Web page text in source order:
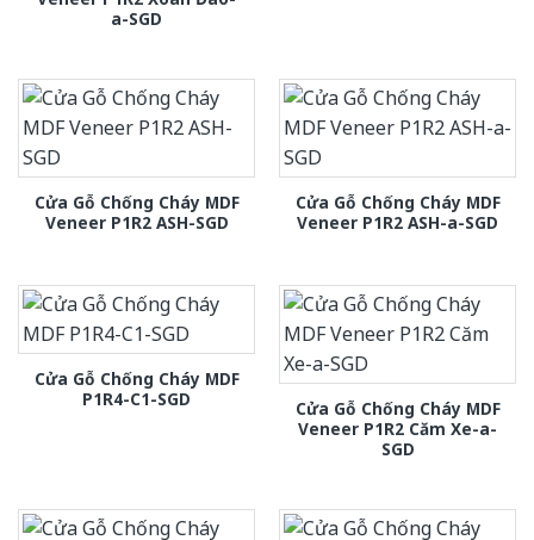
a-SGD
Cửa Gỗ Chống Cháy MDF
Veneer P1R2 ASH-SGD
Cửa Gỗ Chống Cháy MDF
Veneer P1R2 ASH-a-SGD
Cửa Gỗ Chống Cháy MDF
P1R4-C1-SGD
Cửa Gỗ Chống Cháy MDF
Veneer P1R2 Căm Xe-a-
SGD